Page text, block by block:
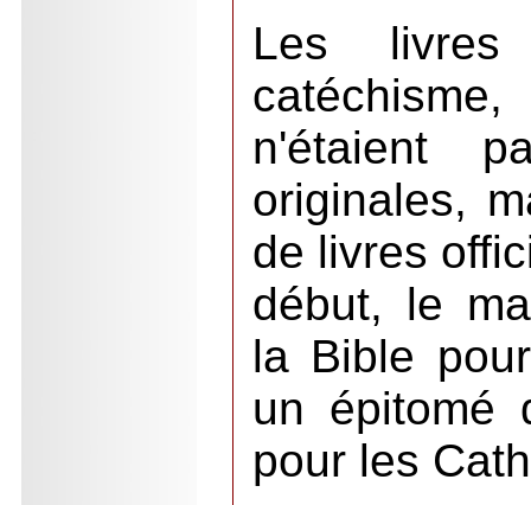
Les livres
n'étaient
originales,
de livres
début, le
la Bible
un épitomé
pour les